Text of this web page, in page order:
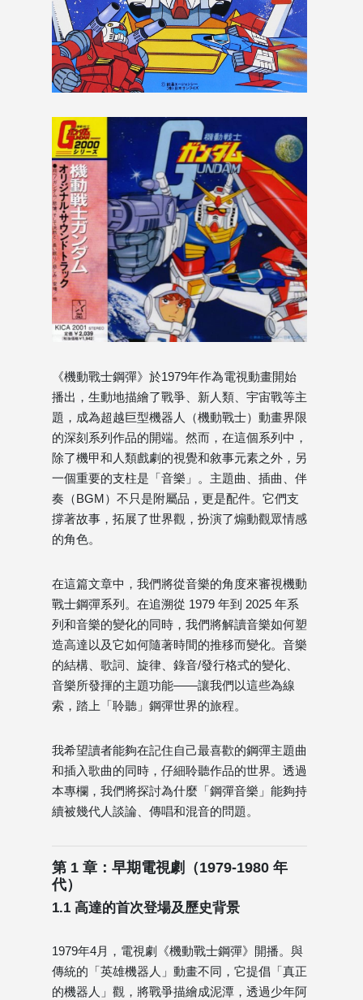
《機動戰士鋼彈》於1979年作為電視動畫開始
播出，生動地描繪了戰爭、新人類、宇宙戰等主
題，成為超越巨型機器人（機動戰士）動畫界限
的深刻系列作品的開端。然而，在這個系列中，
除了機甲和人類戲劇的視覺和敘事元素之外，另
一個重要的支柱是「音樂」。主題曲、插曲、伴
奏（BGM）不只是附屬品，更是配件。它們支
撐著故事，拓展了世界觀，扮演了煽動觀眾情感
的角色。
在這篇文章中，我們將從音樂的角度來審視機動
戰士鋼彈系列。在追溯從 1979 年到 2025 年系
列和音樂的變化的同時，我們將解讀音樂如何塑
造高達以及它如何隨著時間的推移而變化。音樂
的結構、歌詞、旋律、錄音/發行格式的變化、
音樂所發揮的主題功能——讓我們以這些為線
索，踏上「聆聽」鋼彈世界的旅程。
我希望讀者能夠在記住自己最喜歡的鋼彈主題曲
和插入歌曲的同時，仔細聆聽作品的世界。透過
本專欄，我們將探討為什麼「鋼彈音樂」能夠持
續被幾代人談論、傳唱和混音的問題。
第 1 章：早期電視劇（1979-1980 年
代）
1.1 高達的首次登場及歷史背景
1979年4月，電視劇《機動戰士鋼彈》開播。與
傳統的「英雄機器人」動畫不同，它提倡「真正
的機器人」觀，將戰爭描繪成泥潭，透過少年阿